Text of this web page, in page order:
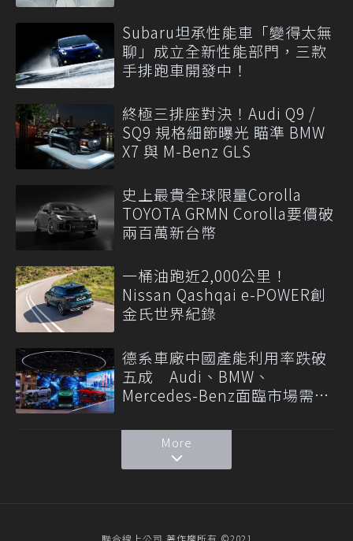
Subaru坦承性能車「變得太無
聊」成立全新性能部門，三款
手排跑車開發中！
終極三排座對決！Audi Q9 /
SQ9 規格細節曝光 瞄準 BMW
X7 與 M-Benz GLS
史上最貴全球限量Corolla
TOYOTA GRMN Corolla要價破
兩百萬新台幣
一桶油跑近2,000公里！
Nissan Qashqai e-POWER創
金氏世界紀錄
德系車廠中國產能利用率跌破
五成 Audi、BMW、
Mercedes-Benz面臨市場需求
More
聯合線上公司 著作權所有 ©2021